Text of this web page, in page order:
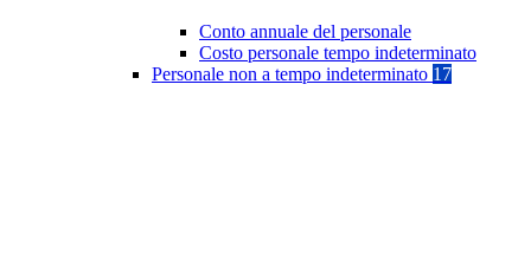
Conto annuale del personale
Costo personale tempo indeterminato
Personale non a tempo indeterminato 17